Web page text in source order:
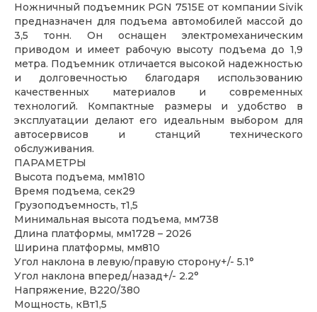
Ножничный подъемник PGN 7515E от компании Sivik
предназначен для подъема автомобилей массой до
3,5 тонн. Он оснащен электромеханическим
приводом и имеет рабочую высоту подъема до 1,9
метра. Подъемник отличается высокой надежностью
и долговечностью благодаря использованию
качественных материалов и современных
технологий. Компактные размеры и удобство в
эксплуатации делают его идеальным выбором для
автосервисов и станций технического
обслуживания.
ПАРАМЕТРЫ
Высота подъема, мм1810
Время подъема, сек29
Грузоподъемность, т1,5
Минимальная высота подъема, мм738
Длина платформы, мм1728 – 2026
Ширина платформы, мм810
Угол наклона в левую/правую сторону+/- 5.1°
Угол наклона вперед/назад+/- 2.2°
Напряжение, В220/380
Мощность, кВт1,5